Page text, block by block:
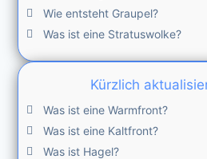
Wie entsteht Graupel?
Was ist eine Stratuswolke?
Kürzlich
Was ist eine Warmfront?
Was ist eine Kaltfront?
Was ist Hagel?